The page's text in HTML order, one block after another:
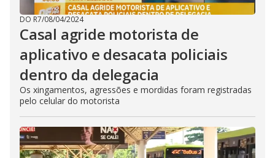
DO R7/08/04/2024
Casal agride motorista de
aplicativo e desacata policiais
dentro da delegacia
Os xingamentos, agressões e mordidas foram registradas
pelo celular do motorista